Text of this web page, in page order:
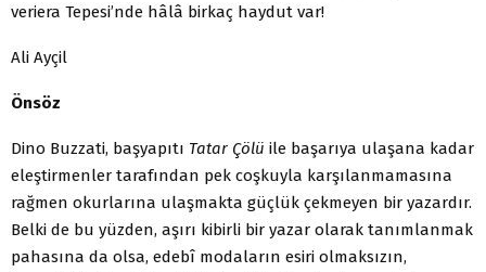
veriera Tepesi’nde hâlâ birkaç haydut var!
Ali Ayçil
Önsöz
Dino Buzzati, başyapıtı Tatar Çölü ile başarıya ulaşana kadar
eleştirmenler tarafından pek coşkuyla karşılanmamasına
rağmen okurlarına ulaşmakta güçlük çekmeyen bir yazardır.
Belki de bu yüzden, aşırı kibirli bir yazar olarak tanımlanmak
pahasına da olsa, edebî modaların esiri olmaksızın,